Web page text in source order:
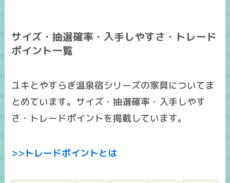
サイズ・抽選確率・入手しやすさ・トレード
ポイント一覧
ユキとやすらぎ温泉宿シリーズの家具についてま
とめています。サイズ・抽選確率・入手しやす
さ・トレードポイントを掲載しています。
>>トレードポイントとは